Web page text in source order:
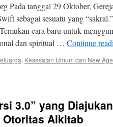
Pada tanggal 29 Oktober,
sebagai sesuatu yang
cara baru untuk
dan spiritual … Continue
, Kesesatan Umum dan New Age
3.0” yang
Alkitab